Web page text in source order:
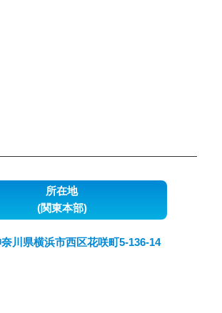
所在地
(関東本部)
川県横浜市西区花咲町5-136-14